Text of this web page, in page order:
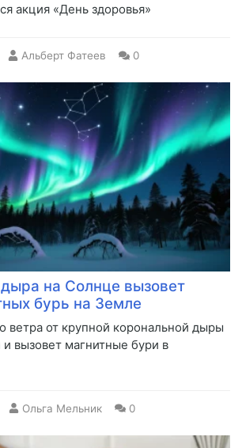
акция «День здоровья»
Альберт Фатеев 0
на Солнце вызовет
бурь на Земле
ветра от крупной корональной дыры
вызовет магнитные бури в
Ольга Мельник 0